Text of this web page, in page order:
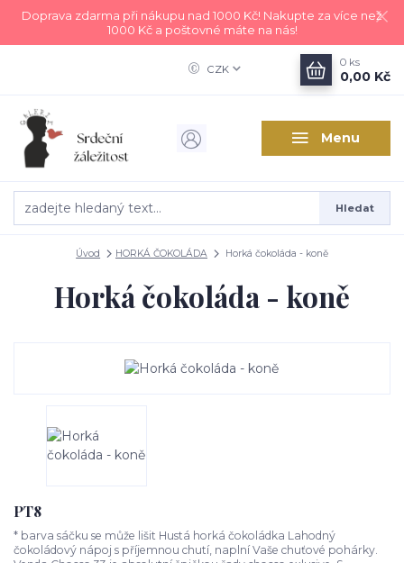
Doprava zdarma při nákupu nad 1000 Kč! Nakupte za více než
1000 Kč a poštovné máte na nás!
Menu
CZK
Hledat
0 ks
0,00 Kč
Úvod HORKÁ ČOKOLÁDA Horká čokoláda - koně
Horká čokoláda - koně
PT8
* barva sáčku se může lišit Hustá horká čokoládka Lahodný
čokoládový nápoj s příjemnou chutí, naplní Vaše chuťové pohárky.